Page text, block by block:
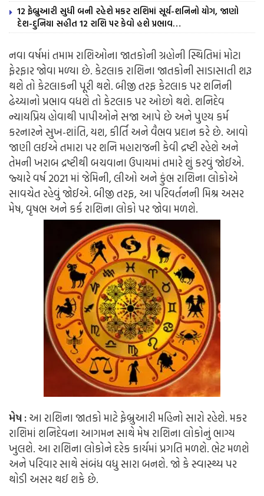
12 ફેબ્રુઆરી સુધી બની રહેશે મકર રાશિમાં સૂર્ય-શનિનો યોગ, જાણો
દેશ-દુનિયા સહીત 12 રાશિ પર કેવો હશે પ્રભાવ…
નવા વર્ષમાં તમામ રાશિઓના જાતકોની ગ્રહોની સ્થિતિમાં મોટા
ફેરફાર જોવા મળ્યા છે. કેટલાક રાશિના જાતકોની સાડાસાતી શરૂ
થશે તો કેટલાકની પૂરી થશે. બીજી તરફ કેટલાક પર શનિની
ઢેચ્યાનો પ્રભાવ વધશે તો કેટલાક પર ઓછો થશે. શનિદેવ
ન્યાયપ્રિય હોવાથી પાપીઓને સજા આપે છે અને પુણ્ય કર્મ
કરનારને સુખ-શાંતિ, યશ, કીર્તિ અને વૈભવ પ્રદાન કરે છે. આવો
જાણી લઈએ તમારા પર શનિ મહારાજની કેવી દ્રષ્ટી રહેશે અને
તેમની ખરાબ દ્રષ્ટીથી બચવાના ઉપાયમાં તમારે શું કરવું જોઈએ.
જ્યારે વર્ષ 2021 માં જેમિની, લીઓ અને કુંભ રાશિના લોકોએ
સાવચેત રહેવું જોઈએ. બીજી તરફ, આ પરિવર્તનની મિશ્ર અસર
મેષ, વૃષભ અને કર્ક રાશિના લોકો પર જોવા મળશે.
મેષ:આ રાશિના જાતકો માટે ફેબ્રુઆરી મહિનો સારો રહેશે. મકર
રાશિમાં શનિદેવના આગમન સાથે મેષ રાશિના લોકોનું ભાગ્ય
ખુલશે. આ રાશિના લોકોને દરેક કાર્યમાં પ્રગતિ મળશે. ભેટ મળશે
અને પરિવાર સાથે સંબંધ વધુ સારા બનશે. જો કે સ્વાસ્થ્ય પર
થોડી અસર થઈ શકે છે.